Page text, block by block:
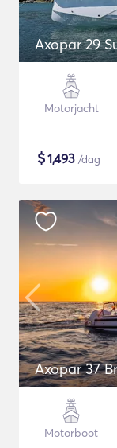
Axopar 29
Motorjacht
$1,493 /dag
Axopar 37
Motorboot